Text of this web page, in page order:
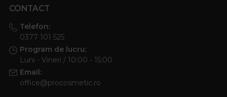
CONTACT
Telefon:
0377 101 525
Program de lucru:
Luni - Vineri / 10:00 - 15:00
Email:
office@procosmetic.ro